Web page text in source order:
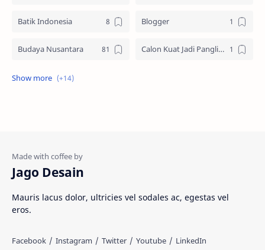
Batik Indonesia Blogger
Budaya Nusantara Calon Kuat Jadi Panglima TNI
Jasa website
Rumah Adat
Tarian Tradisional
Web freelancer Wisata Indonesia
Jago Desain
Mauris lacus dolor, ultricies vel sodales ac, egestas vel
eros.